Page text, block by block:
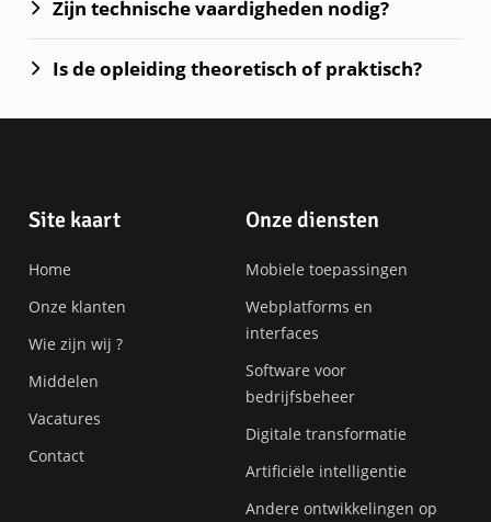
Zijn technische vaardigheden nodig?
Is de opleiding theoretisch of praktisch?
Pagina-
Site kaart
Home
Onze klanten
Wie zijn wij ?
Middelen
Vacatures
Contact
Onze diensten
Mobiele toepassingen
Webplatforms en
interfaces
Software voor
bedrijfsbeheer
Digitale transformatie
Artificiële intelligentie
Andere ontwikkelingen op